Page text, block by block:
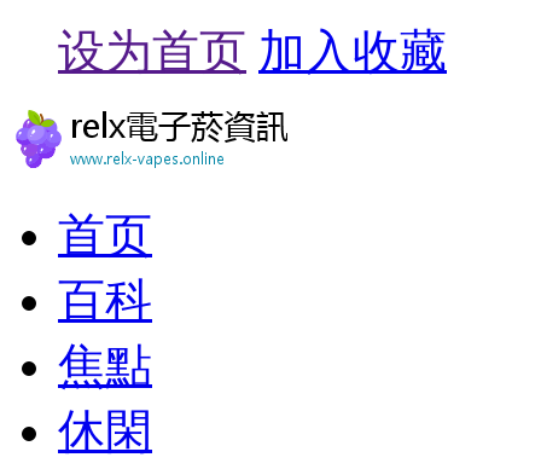
设为首页 加入收藏
首页
百科
焦點
休閑